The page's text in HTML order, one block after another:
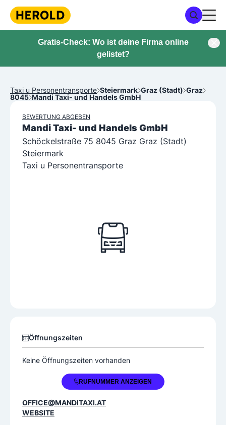
Gratis-Check: Wo ist deine Firma online
gelistet?
Taxi u Personentransporte Steiermark Graz (Stadt) Graz
8045 Mandi Taxi- und Handels GmbH
BEWERTUNG ABGEBEN
Mandi Taxi- und Handels GmbH
Schöckelstraße 75 8045 Graz Graz (Stadt)
Steiermark
Taxi u Personentransporte
Öffnungszeiten
Keine Öffnungszeiten vorhanden
+43 677 61809001RUFNUMMER ANZEIGEN
OFFICE@MANDITAXI.AT
WEBSITE